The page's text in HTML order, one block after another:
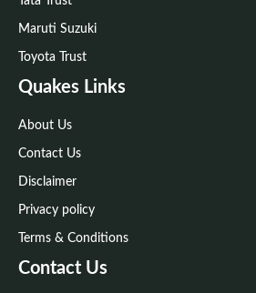
Maruti Suzuki
Toyota Trust
Quakes Links
About Us
Contact Us
Disclaimer
Privacy policy
Terms & Conditions
Contact Us